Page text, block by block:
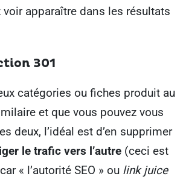
apparaître dans les résultats
301
catégories ou fiches produit au
et que vous pouvez vous
deux, l’idéal est d’en supprimer
le trafic vers l’autre (ceci est
« l’autorité SEO » ou link juice